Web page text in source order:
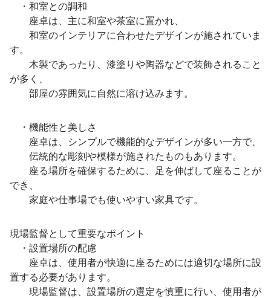
・和室との調和
座卓は、主に和室や茶室に置かれ、
和室のインテリアに合わせたデザインが施されていま
す。
木製であったり、漆塗りや陶器などで装飾されること
が多く、
部屋の雰囲気に自然に溶け込みます。
・機能性と美しさ
座卓は、シンプルで機能的なデザインが多い一方で、
伝統的な彫刻や模様が施されたものもあります。
座る場所を確保するために、足を伸ばして座ることが
でき、
家庭や仕事場でも使いやすい家具です。
現場監督として重要なポイント
・設置場所の配慮
座卓は、使用者が快適に座るためには適切な場所に設
置する必要があります。
現場監督は、設置場所の選定を慎重に行い、使用者が